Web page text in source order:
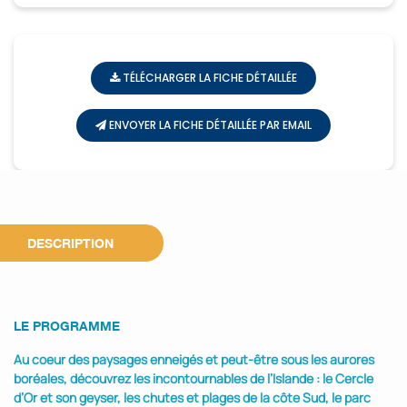
TÉLÉCHARGER LA FICHE DÉTAILLÉE
ENVOYER LA FICHE DÉTAILLÉE PAR EMAIL
DESCRIPTION
LE PROGRAMME
Au coeur des paysages enneigés et peut-être sous les aurores
boréales, découvrez les incontournables de l’Islande : le Cercle
d’Or et son geyser, les chutes et plages de la côte Sud, le parc